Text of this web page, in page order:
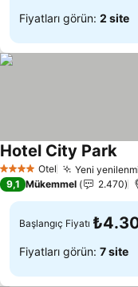
Fiyatları görün: 2 site
4 Yıldız Otel Yeni
Hotel City Park
9,1 Mükemmel 2.470
Başlangıç Fiyatı
Fiyatları görün: 7 site